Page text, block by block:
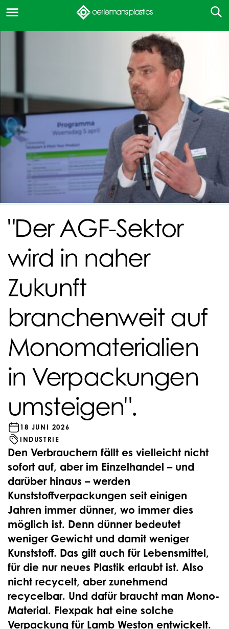
"Der AGF-Sektor
wird in naher
Zukunft
branchenweit auf
Monomaterialien
in Verpackungen
umsteigen".
18 JUNI 2026
INDUSTRIE
Den Verbrauchern fällt es vielleicht nicht
sofort auf, aber im Einzelhandel – und
darüber hinaus – werden
Kunststoffverpackungen seit einigen
Jahren immer dünner, wo immer dies
möglich ist. Denn dünner bedeutet
weniger Gewicht und damit weniger
Kunststoff. Das gilt auch für Lebensmittel,
für die nur neues Plastik erlaubt ist. Also
nicht recycelt, aber zunehmend
recycelbar. Und dafür braucht man Mono-
Material. Flexpak hat eine solche
Verpackung für Lamb Weston entwickelt.